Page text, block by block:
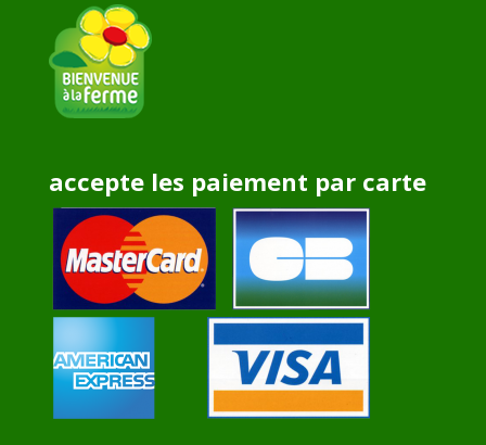
accepte les paiement par carte